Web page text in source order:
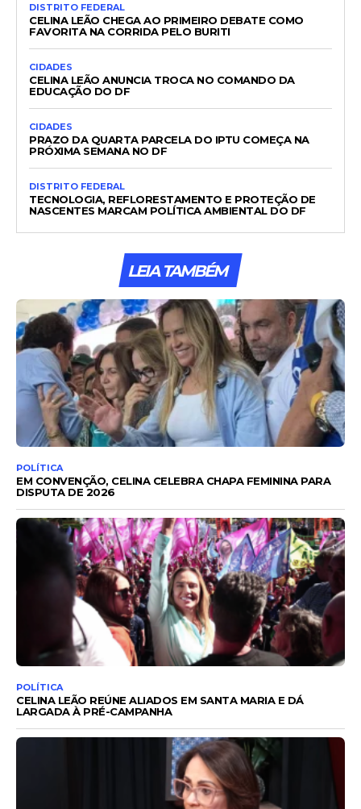
DISTRITO FEDERAL
CELINA LEÃO CHEGA AO PRIMEIRO DEBATE COMO
FAVORITA NA CORRIDA PELO BURITI
CIDADES
CELINA LEÃO ANUNCIA TROCA NO COMANDO DA
EDUCAÇÃO DO DF
CIDADES
PRAZO DA QUARTA PARCELA DO IPTU COMEÇA NA
PRÓXIMA SEMANA NO DF
DISTRITO FEDERAL
TECNOLOGIA, REFLORESTAMENTO E PROTEÇÃO DE
NASCENTES MARCAM POLÍTICA AMBIENTAL DO DF
LEIA TAMBÉM
POLÍTICA
EM CONVENÇÃO, CELINA CELEBRA CHAPA FEMININA PARA
DISPUTA DE 2026
POLÍTICA
CELINA LEÃO REÚNE ALIADOS EM SANTA MARIA E DÁ
LARGADA À PRÉ-CAMPANHA